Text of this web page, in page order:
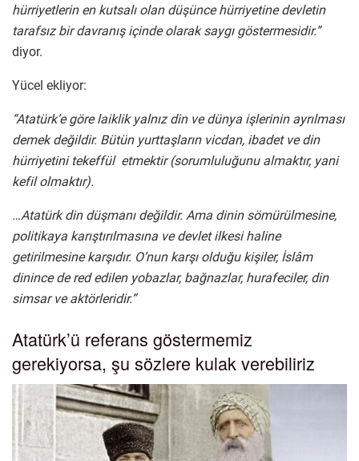
hürriyetlerin en kutsalı olan düşünce hürriyetine devletin
tarafsız bir davranış içinde olarak saygı göstermesidir.”
diyor.
Yücel ekliyor:
“Atatürk’e göre laiklik yalnız din ve dünya işlerinin ayrılması
demek değildir. Bütün yurttaşların vicdan, ibadet ve din
hürriyetini tekeffül etmektir (sorumluluğunu almaktır, yani
kefil olmaktır).
…Atatürk din düşmanı değildir. Ama dinin sömürülmesine,
politikaya karıştırılmasına ve devlet ilkesi haline
getirilmesine karşıdır. O’nun karşı olduğu kişiler, İslâm
dinince de red edilen yobazlar, bağnazlar, hurafeciler, din
simsar ve aktörleridir.”
Atatürk’ü referans göstermemiz
gerekiyorsa, şu sözlere kulak verebiliriz